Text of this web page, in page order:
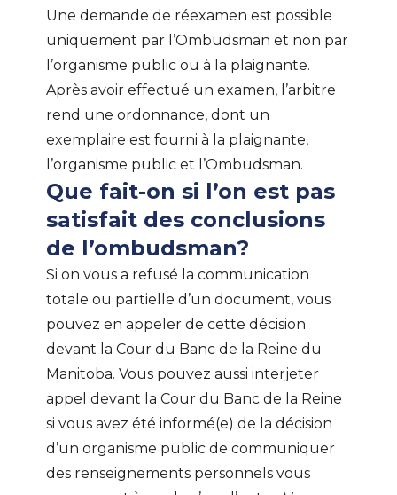
Une demande de réexamen est possible
uniquement par l’Ombudsman et non par
l’organisme public ou à la plaignante.
Après avoir effectué un examen, l’arbitre
rend une ordonnance, dont un
exemplaire est fourni à la plaignante,
l’organisme public et l’Ombudsman.
Que fait-on si l’on est pas
satisfait des conclusions
de l’ombudsman?
Si on vous a refusé la communication
totale ou partielle d’un document, vous
pouvez en appeler de cette décision
devant la Cour du Banc de la Reine du
Manitoba. Vous pouvez aussi interjeter
appel devant la Cour du Banc de la Reine
si vous avez été informé(e) de la décision
d’un organisme public de communiquer
des renseignements personnels vous